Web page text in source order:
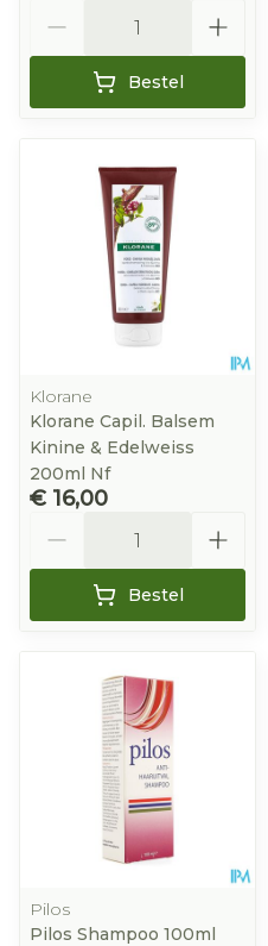
Bestel
Klorane
Klorane Capil. Balsem
Kinine & Edelweiss
200ml Nf
€ 16,00
Bestel
Pilos
Pilos Shampoo 100ml